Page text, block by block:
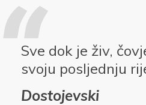
Sve dok je živ,
svoju posljednju
Dostojevski